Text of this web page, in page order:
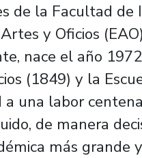
de la Facultad de
y Oficios
nace el año
(1849) y la
una labor
de manera
más grande